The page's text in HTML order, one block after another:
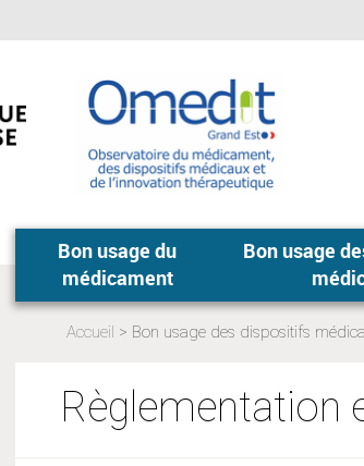
Bon usage du
médicament
Bon usage
Accueil
Bon usage des dispositifs
Règlementation